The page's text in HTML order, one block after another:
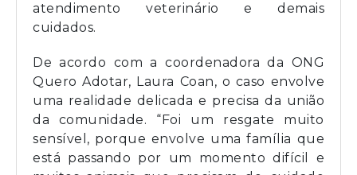
atendimento veterinário e demais
cuidados.
De acordo com a coordenadora da ONG
Quero Adotar, Laura Coan, o caso envolve
uma realidade delicada e precisa da união
da comunidade. “Foi um resgate muito
sensível, porque envolve uma família que
está passando por um momento difícil e